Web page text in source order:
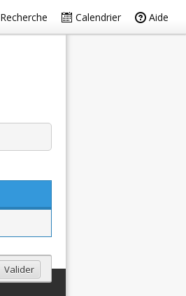
Recherche Calendrier Aide